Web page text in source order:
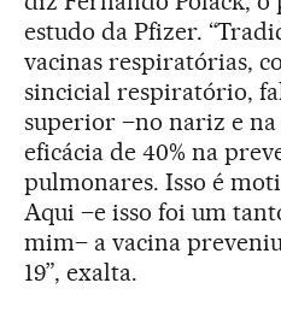
estudo da Pfizer.
vacinas respiratórias,
sincicial respiratório,
superior –no nariz e
eficácia de 40% na
pulmonares. Isso é
Aqui –e isso foi um
mim– a vacina
19”, exalta.